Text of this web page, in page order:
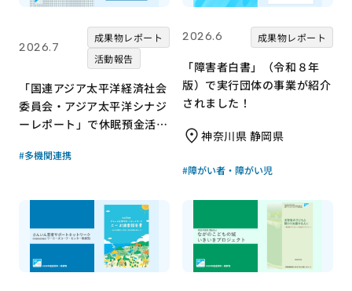
2026.7
成果物レポート
活動報告
「国連アジア太平洋経済社会
委員会・アジア太平洋シナジ
ーレポート」で休眠預金活用
果物レポート
#多機関連携
2026.6 成果物レポート
「障害者白書」（令和８年
版）で実行団体の事業が紹介
されました！
神奈川県 静岡県
#障がい者・障がい児